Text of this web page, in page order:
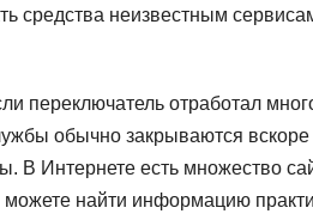
средства неизвестным
переключатель отработал
обычно закрываются вскоре
В Интернете есть множество
найти информацию